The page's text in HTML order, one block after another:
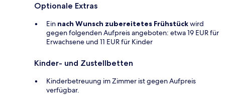
Optionale Extras
Ein nach Wunsch zubereitetes Frühstückwird
gegen folgenden Aufpreis angeboten: etwa 19 EUR für
Erwachsene und 11 EUR für Kinder
Kinder- und Zustellbetten
Kinderbetreuung im Zimmer ist gegen Aufpreis
verfügbar.